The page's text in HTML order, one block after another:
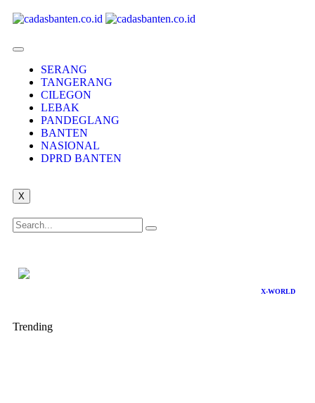
SERANG
TANGERANG
CILEGON
LEBAK
PANDEGLANG
BANTEN
NASIONAL
DPRD BANTEN
X
X-WORLD
Trending